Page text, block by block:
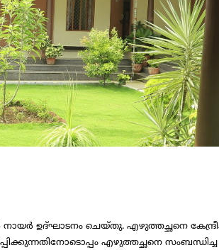
ഉദ്ഘാടനം ചെയ്തു. എഴുത്തച്ഛനെ
എഴുത്തച്ഛനെ